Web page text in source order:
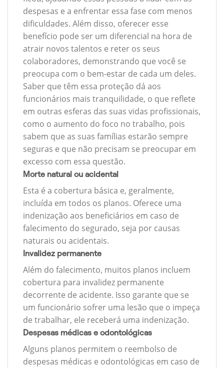
despesas e a enfrentar essa fase com menos
dificuldades. Além disso, oferecer esse
benefício pode ser um diferencial na hora de
atrair novos talentos e reter os seus
colaboradores, demonstrando que você se
preocupa com o bem-estar de cada um deles.
Saber que têm essa proteção dá aos
funcionários mais tranquilidade, o que reflete
em outras esferas das suas vidas profissionais,
como o aumento do foco no trabalho, pois
sabem que as suas famílias estarão sempre
seguras e que não precisam se preocupar em
excesso com essa questão.
Morte natural ou acidental
Esta é a cobertura básica e, geralmente,
incluída em todos os planos. Oferece uma
indenização aos beneficiários em caso de
falecimento do segurado, seja por causas
naturais ou acidentais.
Invalidez permanente
Além do falecimento, muitos planos incluem
cobertura para invalidez permanente
decorrente de acidente. Isso garante que se
um funcionário sofrer uma lesão que o impeça
de trabalhar, ele receberá uma indenização.
Despesas médicas e odontológicas
Alguns planos permitem o reembolso de
despesas médicas e odontológicas em caso de